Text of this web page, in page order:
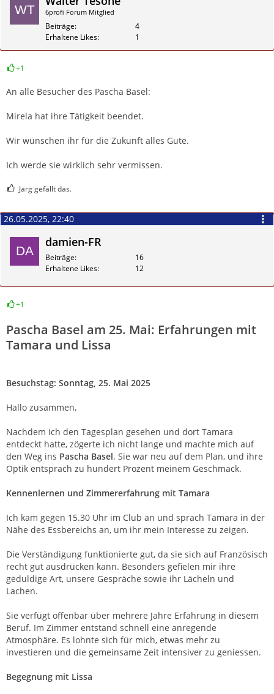
6profi Forum Mitglied
Beiträge
4
Erhaltene Likes
1
+1
An alle Besucher des Pascha Basel:
Mirela hat ihre Tätigkeit beendet.
Wir wünschen ihr für die Zukunft alles Gute.
Ich werde sie wirklich sehr vermissen.
Jarg gefällt das.
26.05.2025, 22:40
damien-FR
Beiträge
16
Erhaltene Likes
12
+1
Pascha Basel am 25. Mai: Erfahrungen mit
Tamara und Lissa
Besuchstag: Sonntag, 25. Mai 2025
Hallo zusammen,
Nachdem ich den Tagesplan gesehen und dort Tamara
entdeckt hatte, zögerte ich nicht lange und machte mich auf
den Weg ins Pascha Basel. Sie war neu auf dem Plan, und ihre
Optik entsprach zu hundert Prozent meinem Geschmack.
Kennenlernen und Zimmererfahrung mit Tamara
Ich kam gegen 15.30 Uhr im Club an und sprach Tamara in der
Nähe des Essbereichs an, um ihr mein Interesse zu zeigen.
Die Verständigung funktionierte gut, da sie sich auf Französisch
recht gut ausdrücken kann. Besonders gefielen mir ihre
geduldige Art, unsere Gespräche sowie ihr Lächeln und
Lachen.
Sie verfügt offenbar über mehrere Jahre Erfahrung in diesem
Beruf. Im Zimmer entstand schnell eine anregende
Atmosphäre. Es lohnte sich für mich, etwas mehr zu
investieren und die gemeinsame Zeit intensiver zu geniessen.
Begegnung mit Lissa